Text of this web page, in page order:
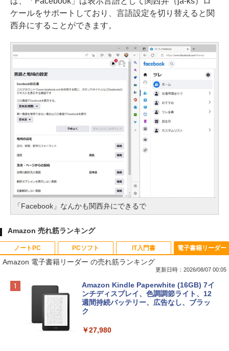
ケールをサポートしており、言語設定を切り替えると関
西弁にすることができます。
「Facebook」なんかも関西弁にできるで
Amazon 売れ筋ランキング
ノートPC
Apple 2026 MacBook Neo A18 Proチッ
プ搭載13インチノートブック：AIとAppl
e Intelligence、Liquid Retinaディスプ
レイ、8GBメモリ、512GB SSD、1080p
ィゴ + 3年延長 AppleCare+ for 13インチ
PCソフト
Robloxギフトカード - 800 Robux 【限
定バーチャルアイテムを含む】 【オンラ
インゲームコード】 ロブロックス | オン
ラインコード版
￥1,300
IT入門書
生成AIパスポート公式テキスト 第４版
￥1,766
電子書籍リーダー
Amazon 電子書籍リーダー の売れ筋ランキング
更新日時：2026/08/07 00:05
Amazon Kindle Paperwhite (16GB) 7イ
ンチディスプレイ、色調調節ライト、12
週間持続バッテリー、広告なし、ブラッ
ク
￥27,980